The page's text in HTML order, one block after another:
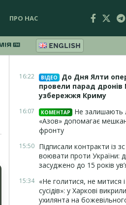
ПРО НАС
ENGLISH
16:22 ВІДЕО
До Дня Ялти
провели парад дронів
узбережжя Криму
16:07 КОМЕНТАР
Не залишають
«Азов» допомагає
фронту
15:50 Підписали контракти із
воювати проти України:
засуджено до 15 років
15:34 «Не голитися, не митися
сусідів»: у Харкові
ухилянта на